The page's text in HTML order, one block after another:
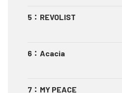
5 ： REVOLIST
6 ： Acacia
7 ： MY PEACE